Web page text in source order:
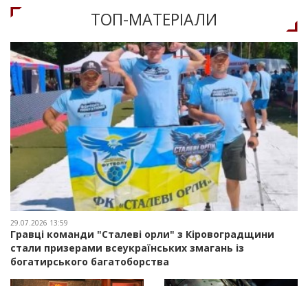
ТОП-МАТЕРIАЛИ
29.07.2026 13:59
Гравці команди "Сталеві орли" з Кіровоградщини
стали призерами всеукраїнських змагань із
богатирського багатоборства